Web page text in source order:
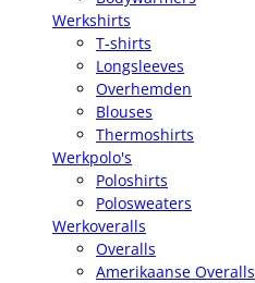
Werkshirts
T-shirts
Longsleeves
Overhemden
Blouses
Thermoshirts
Werkpolo's
Poloshirts
Polosweaters
Werkoveralls
Overalls
Amerikaanse Overalls